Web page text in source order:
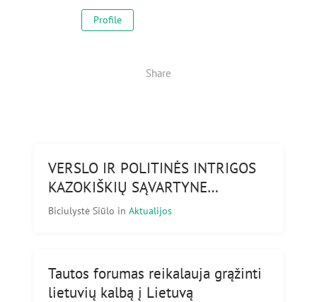
Profile
Share
VERSLO IR POLITINĖS INTRIGOS
KAZOKIŠKIŲ SĄVARTYNE…
Biciulystė Siūlo in Aktualijos
Tautos forumas reikalauja grąžinti
lietuvių kalbą į Lietuvą